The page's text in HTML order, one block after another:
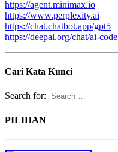
https://agent.minimax.io
https://www.perplexity.ai
https://chat.chatbot.app/gpt5
https://deepai.org/chat/ai-code
Cari Kata Kunci
Search for:
PILIHAN